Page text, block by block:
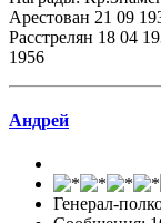
Арестован 21 09
Расстрелян 18 04
1956
Андрей
Генерал-